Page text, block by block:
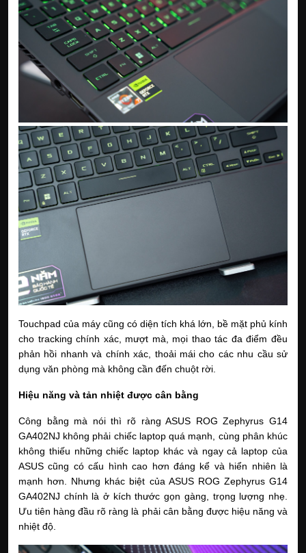
Touchpad của máy cũng có diện tích khá lớn, bề mặt phủ kính
cho tracking chính xác, mượt mà, mọi thao tác đa điểm đều
phản hồi nhanh và chính xác, thoải mái cho các nhu cầu sử
dụng văn phòng mà không cần đến chuột rời.
Hiệu năng và tản nhiệt được cân bằng
Công bằng mà nói thì rõ ràng ASUS ROG Zephyrus G14
GA402NJ không phải chiếc laptop quá mạnh, cùng phân khúc
không thiếu những chiếc laptop khác và ngay cả laptop của
ASUS cũng có cấu hình cao hơn đáng kể và hiển nhiên là
mạnh hơn. Nhưng khác biệt của ASUS ROG Zephyrus G14
GA402NJ chính là ở kích thước gọn gàng, trọng lượng nhẹ.
Ưu tiên hàng đầu rõ ràng là phải cân bằng được hiệu năng và
nhiệt độ.